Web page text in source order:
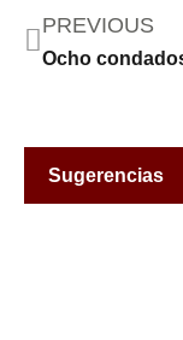
PREVIOUS
Sugerencias